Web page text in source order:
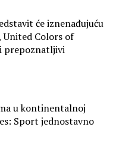
će iznenađujuću
United Colors of
i prepoznatljivi
u kontinentalnoj
Sport jednostavno